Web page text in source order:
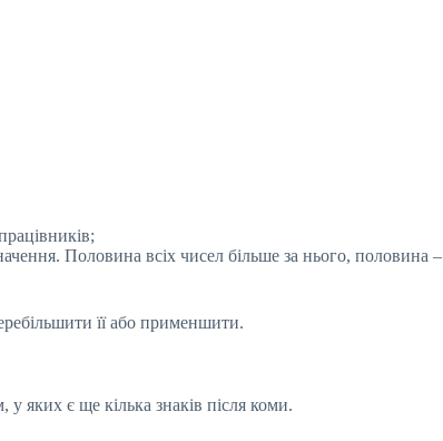
Половина всіх чисел більше за нього, половина –
її або применшити.
яких є ще кілька знаків після коми.